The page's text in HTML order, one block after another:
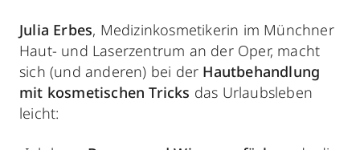
Julia Erbes, Medizinkosmetikerin im Münchner
Haut- und Laserzentrum an der Oper, macht
sich (und anderen) bei der Hautbehandlung
mit kosmetischen Tricks das Urlaubsleben
leicht: